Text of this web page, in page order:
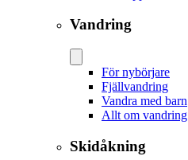
Vandring
För nybörjare
Fjällvandring
Vandra med barn
Allt om vandring
Skidåkning